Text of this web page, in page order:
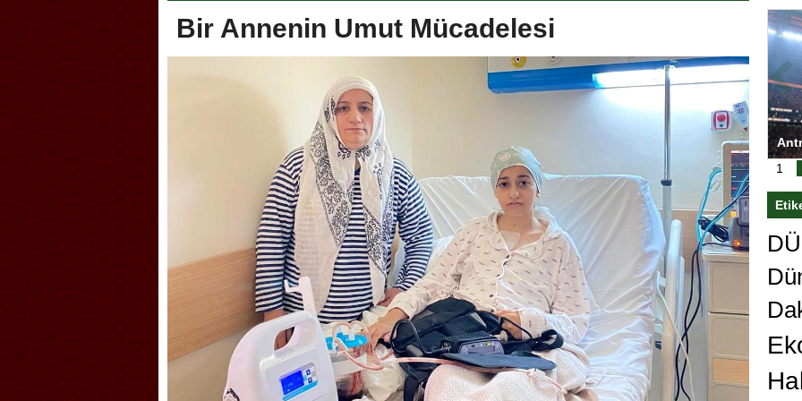
Bir Annenin Umut Mücadelesi
Askerlik şakası Dünya Kupası’nı
karıştırdı! Güney Kore’den sert karar
Antrenörlüğe ”Hayır” diyen Mertens,
Galatasaray’dan bakın ne istedi
1